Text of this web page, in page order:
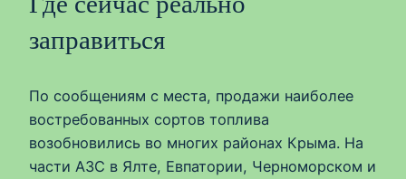
заправиться
По сообщениям с места, продажи наиболее
востребованных сортов топлива
возобновились во многих районах Крыма. На
части АЗС в Ялте, Евпатории, Черноморском и